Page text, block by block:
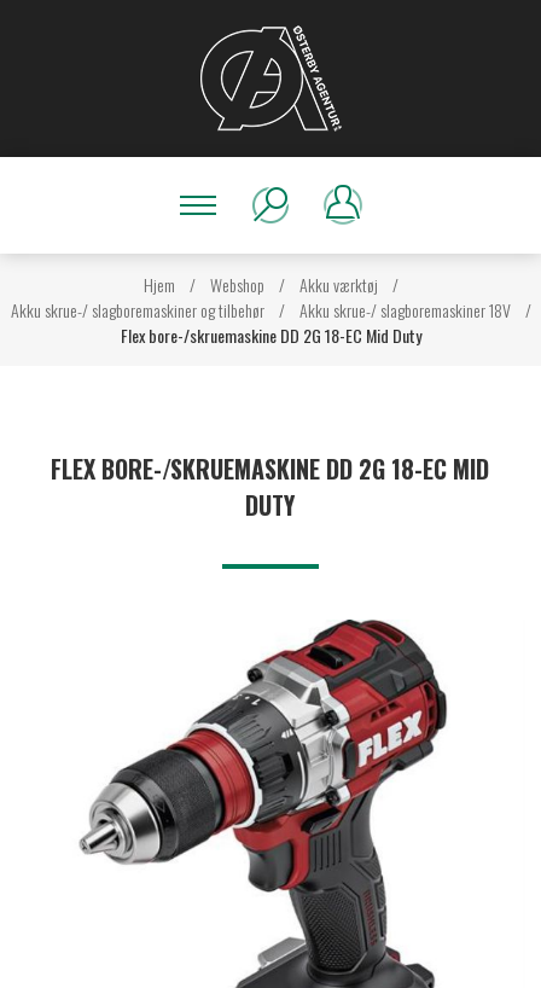
Hjem / Webshop / Akku værktøj
/
Akku skrue-/ slagboremaskiner og tilbehør / Akku skrue-/ slagboremaskiner 18V /
Flex bore-/skruemaskine DD 2G 18-EC Mid Duty
FLEX BORE-/SKRUEMASKINE DD 2G 18-EC MID
DUTY